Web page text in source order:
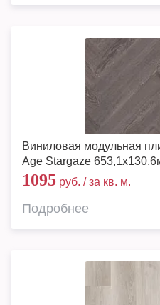
Виниловая модульная
Age Stargaze
1095 руб. / за кв. м.
Подробнее